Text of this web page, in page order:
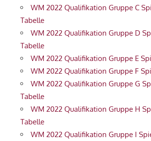
WM 2022 Qualifikation Gruppe C
Tabelle
WM 2022 Qualifikation Gruppe D
Tabelle
WM 2022 Qualifikation Gruppe E
WM 2022 Qualifikation Gruppe F
WM 2022 Qualifikation Gruppe G
Tabelle
WM 2022 Qualifikation Gruppe H
Tabelle
WM 2022 Qualifikation Gruppe I